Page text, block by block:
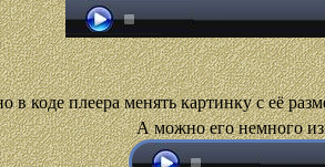
в коде плеера менять картинку с её
А можно его немного